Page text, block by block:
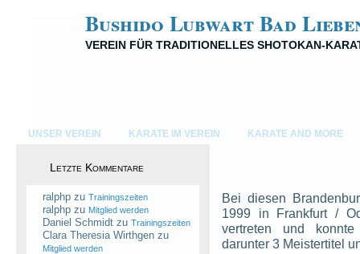
Bushido Lubwart Bad
VEREIN FÜR TRADITIONELLES SHOTOKAN-
UNSER VEREIN KARATE IM VEREIN KARATE AND MORE
Letzte Kommentare
ralphp zu Trainingszeiten
ralphp zu Mitglied werden
Daniel Schmidt zu Trainingszeiten
Clara Theresia Wirthgen zu
Mitglied werden
Bei diesen
1999 in Frankfurt /
vertreten und
darunter 3 Meistertitel